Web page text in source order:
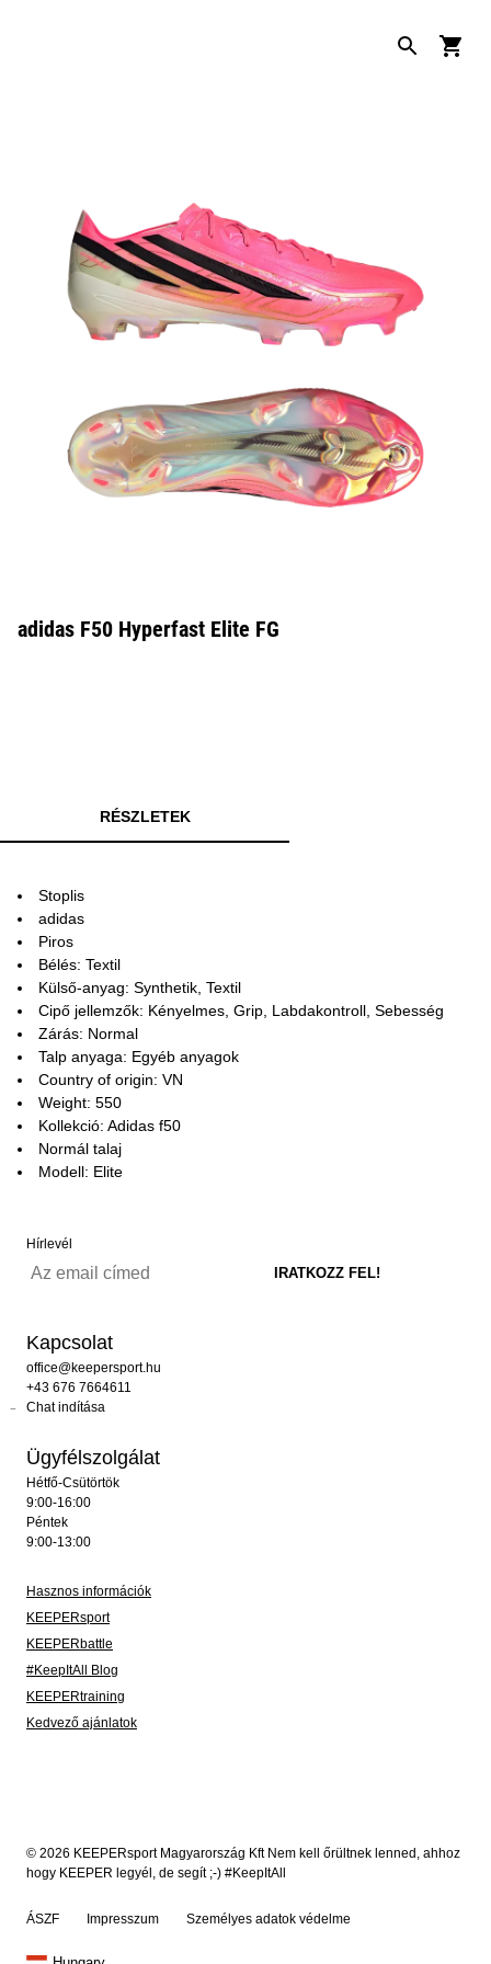
adidas F50 Hyperfast Elite FG
RÉSZLETEK
Stoplis
adidas
Piros
Bélés: Textil
Külső-anyag: Synthetik, Textil
Cipő jellemzők: Kényelmes, Grip, Labdakontroll, Sebesség
Zárás: Normal
Talp anyaga: Egyéb anyagok
Country of origin: VN
Weight: 550
Kollekció: Adidas f50
Normál talaj
Modell: Elite
Hírlevél
Kapcsolat
office@keepersport.hu
+43 676 7664611
Chat indítása
Ügyfélszolgálat
Hétfő-Csütörtök
9:00-16:00
Péntek
9:00-13:00
Hasznos információk
KEEPERsport
KEEPERbattle
#KeepItAll Blog
KEEPERtraining
Kedvező ajánlatok
© 2026 KEEPERsport Magyarország Kft Nem kell őrültnek lenned, ahhoz
hogy KEEPER legyél, de segít ;-) #KeepItAll
ÁSZF Impresszum Személyes adatok védelme